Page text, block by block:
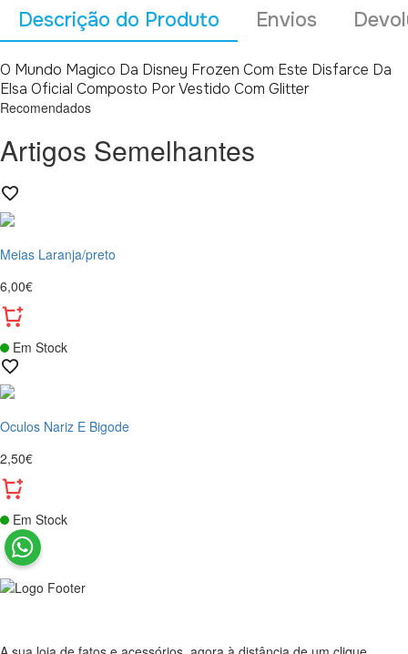
Descrição do Produto Envios
O Mundo Magico Da Disney Frozen Com Este Disfarce Da
Elsa Oficial Composto Por Vestido Com Glitter
Recomendados
Artigos Semelhantes
Meias Laranja/preto
6,00€
Em Stock
Oculos Nariz E Bigode
2,50€
Em Stock